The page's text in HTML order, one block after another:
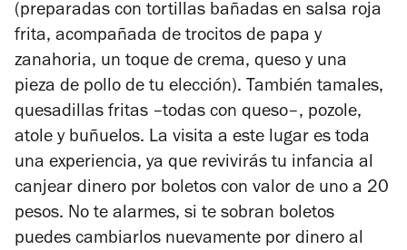
(preparadas con tortillas bañadas en salsa roja
frita, acompañada de trocitos de papa y
zanahoria, un toque de crema, queso y una
pieza de pollo de tu elección). También tamales,
quesadillas fritas –todas con queso–, pozole,
atole y buñuelos. La visita a este lugar es toda
una experiencia, ya que revivirás tu infancia al
canjear dinero por boletos con valor de uno a 20
pesos. No te alarmes, si te sobran boletos
puedes cambiarlos nuevamente por dinero al